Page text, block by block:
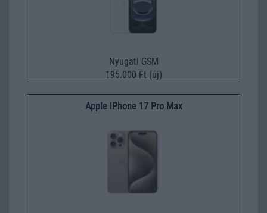
Nyugati GSM
195.000 Ft (új)
Apple iPhone 17 Pro Max